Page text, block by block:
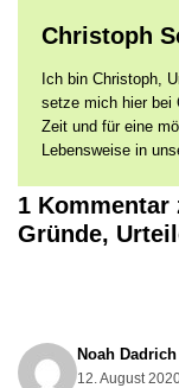
Christoph
Ich bin Christoph,
setze mich hier bei
Zeit und für eine
Lebensweise in
1 Kommentar
Gründe,
Noah Dadrich
12. August